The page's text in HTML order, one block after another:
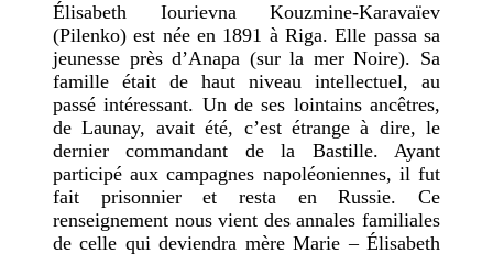
Élisabeth Iourievna Kouzmine-Karavaïev
(Pilenko) est née en 1891 à Riga. Elle passa sa
jeunesse près d’Anapa (sur la mer Noire). Sa
famille était de haut niveau intellectuel, au
passé intéressant. Un de ses lointains ancêtres,
de Launay, avait été, c’est étrange à dire, le
dernier commandant de la Bastille. Ayant
participé aux campagnes napoléoniennes, il fut
fait prisonnier et resta en Russie. Ce
renseignement nous vient des annales familiales
de celle qui deviendra mère Marie – Élisabeth